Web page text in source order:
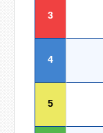
3
4
5